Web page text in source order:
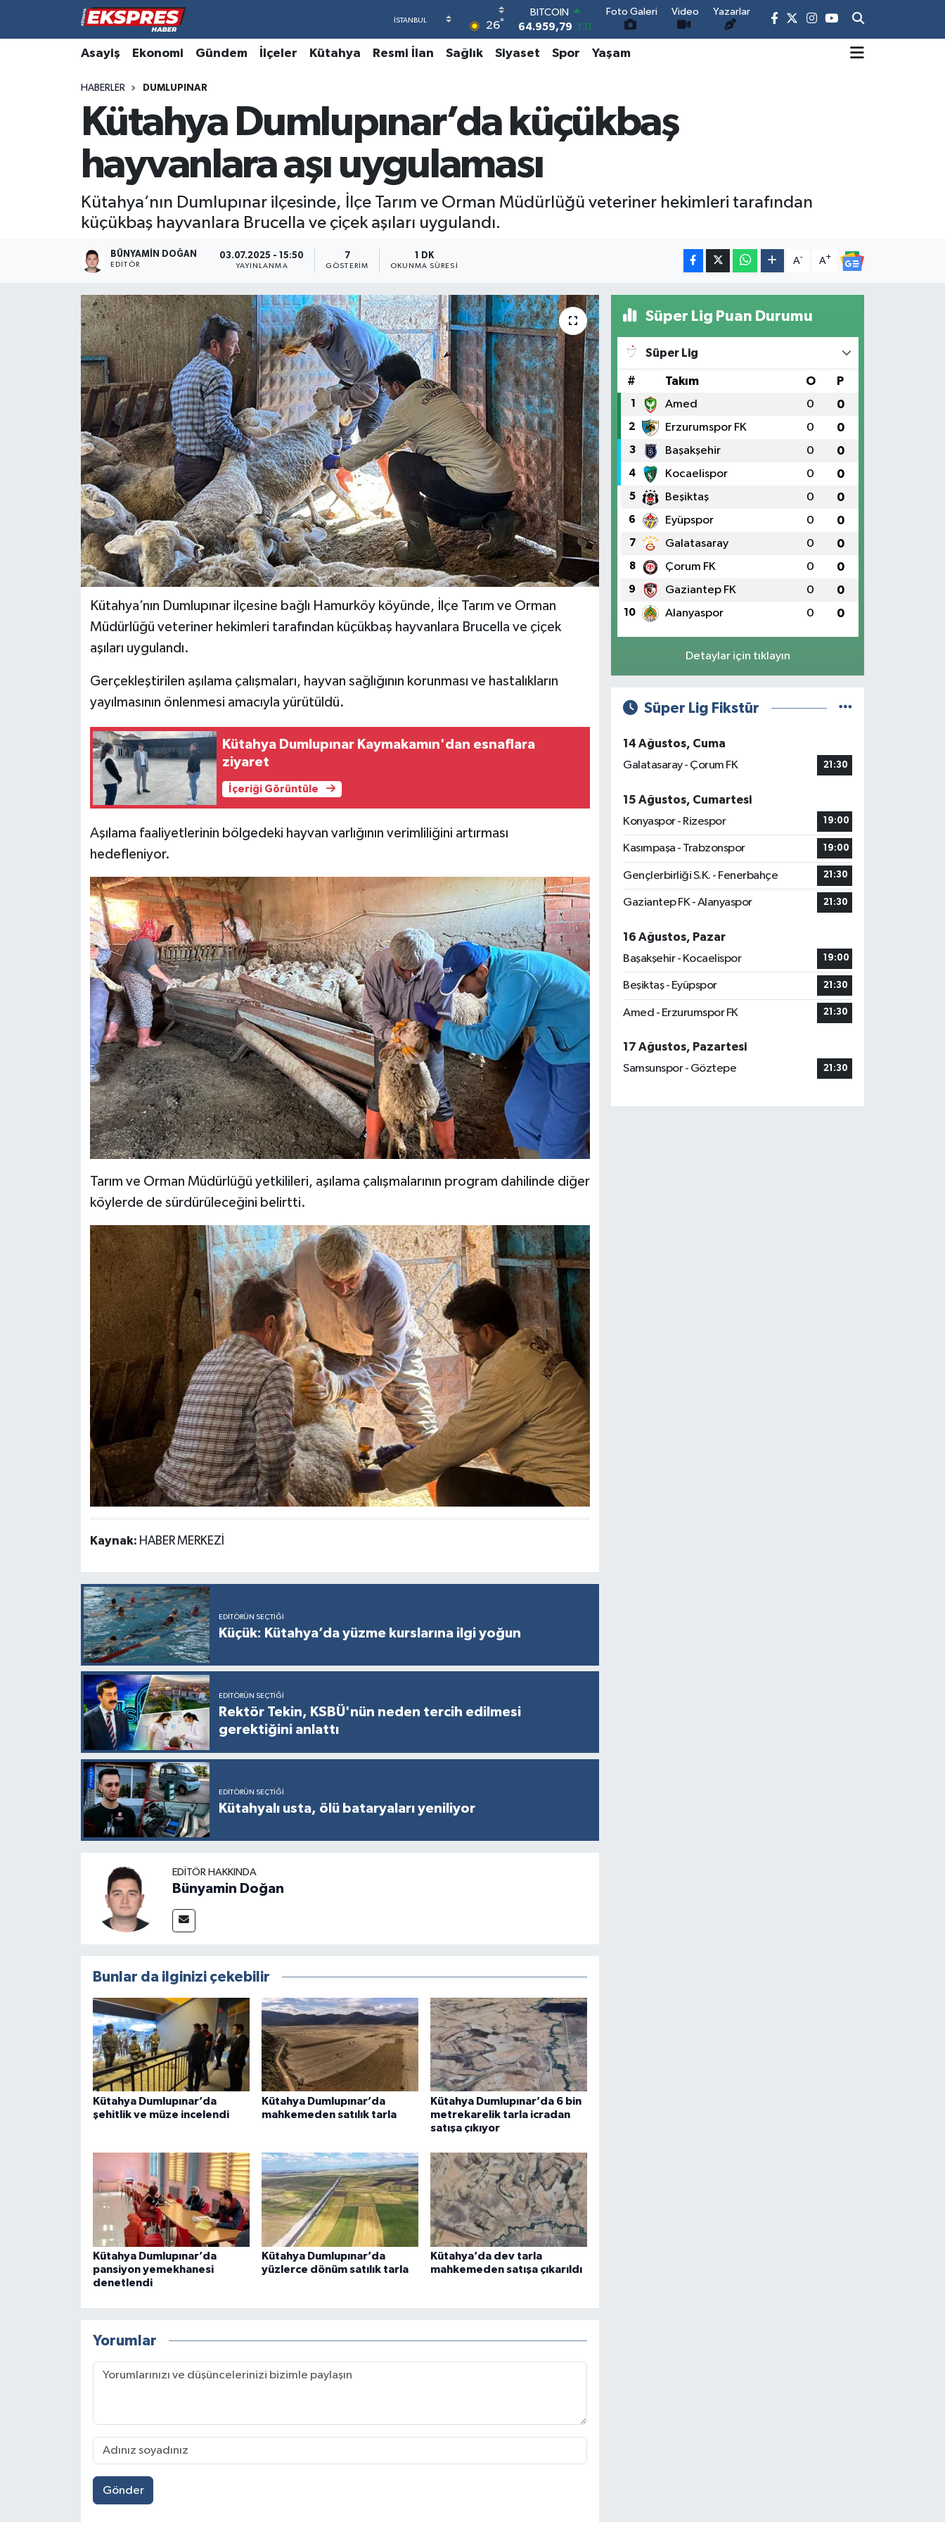
26°
DOLAR
47,7436 0.18
EURO
55,2510 0.32
6660.55 0.03
BİST100
BITCOIN
64.959,79
Foto Galeri Video Yazarlar
Asayiş Ekonomi Gündem İlçeler Kütahya Resmi İlan Sağlık Siyaset Spor Yaşam
HABERLER DUMLUPINAR
Kütahya Dumlupınar’da küçükbaş
hayvanlara aşı uygulaması
Kütahya’nın Dumlupınar ilçesinde, İlçe Tarım ve Orman Müdürlüğü veteriner hekimleri tarafından
küçükbaş hayvanlara Brucella ve çiçek aşıları uygulandı.
BÜNYAMIN DOĞAN
EDITÖR
03.07.2025 - 15:50
YAYINLANMA
7
GÖSTERIM
1 DK
OKUNMA SÜRESI
A- A+
Kütahya’nın Dumlupınar ilçesine bağlı Hamurköy köyünde, İlçe Tarım ve Orman
Müdürlüğü veteriner hekimleri tarafından küçükbaş hayvanlara Brucella ve çiçek
aşıları uygulandı.
Gerçekleştirilen aşılama çalışmaları, hayvan sağlığının korunması ve hastalıkların
yayılmasının önlenmesi amacıyla yürütüldü.
Kütahya Dumlupınar Kaymakamın'dan esnaflara
ziyaret
İçeriği Görüntüle
Aşılama faaliyetlerinin bölgedeki hayvan varlığının verimliliğini artırması
hedefleniyor.
Tarım ve Orman Müdürlüğü yetkilileri, aşılama çalışmalarının program dahilinde diğer
köylerde de sürdürüleceğini belirtti.
Kaynak: HABER MERKEZİ
EDITÖRÜN SEÇTIĞI
Küçük: Kütahya’da yüzme kurslarına ilgi yoğun
EDITÖRÜN SEÇTIĞI
Rektör Tekin, KSBÜ'nün neden tercih edilmesi
gerektiğini anlattı
EDITÖRÜN SEÇTIĞI
Kütahyalı usta, ölü bataryaları yeniliyor
EDITÖR HAKKINDA
Bünyamin Doğan
Bunlar da ilginizi çekebilir
Kütahya Dumlupınar’da
şehitlik ve müze incelendi
Kütahya Dumlupınar’da
mahkemeden satılık tarla
Kütahya Dumlupınar’da 6 bin
metrekarelik tarla icradan
satışa çıkıyor
Kütahya Dumlupınar’da
pansiyon yemekhanesi
denetlendi
Kütahya Dumlupınar’da
yüzlerce dönüm satılık tarla
Kütahya’da dev tarla
mahkemeden satışa çıkarıldı
Yorumlar
Gönder
Süper Lig Puan Durumu
Süper Lig
# Takım O P
1 Amed 0 0
2 Erzurumspor FK 0 0
3 Başakşehir 0 0
4 Kocaelispor 0 0
5 Beşiktaş 0 0
6 Eyüpspor 0 0
7 Galatasaray 0 0
8 Çorum FK 0 0
9 Gaziantep FK 0 0
10 Alanyaspor 0 0
Detaylar için tıklayın
Süper Lig Fikstür
14 Ağustos, Cuma
Galatasaray - Çorum FK
21:30
15 Ağustos, Cumartesi
Konyaspor - Rizespor
19:00
Kasımpaşa - Trabzonspor 19:00
Gençlerbirliği S.K. - Fenerbahçe 21:30
Gaziantep FK - Alanyaspor 21:30
16 Ağustos, Pazar
Başakşehir - Kocaelispor
19:00
Beşiktaş - Eyüpspor 21:30
Amed - Erzurumspor FK 21:30
17 Ağustos, Pazartesi
Samsunspor - Göztepe
21:30
Altıntaş
Aslanapa
Biyografiler
Çavdarhisar
Domaniç
Dumlupınar
Ekonomi
Foto Galeri
Köşe Yazıları
Kültür Sanat
Resmi İlan
Rüya Tabirleri
Teknoloji
Video Galeri
Yemek Tarifleri
Hava Durumu
Trafik Durumu
Süper Lig Puan Durumu ve Fikstür
Tüm Manşetler
Son Dakika Haberleri
Haber Arşivi